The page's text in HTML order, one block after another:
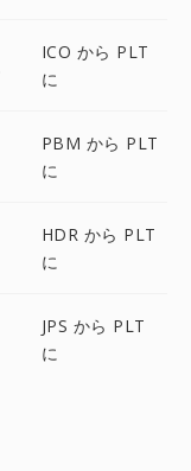
ICO から PLT
に
PBM から PLT
に
HDR から PLT
に
JPS から PLT
に